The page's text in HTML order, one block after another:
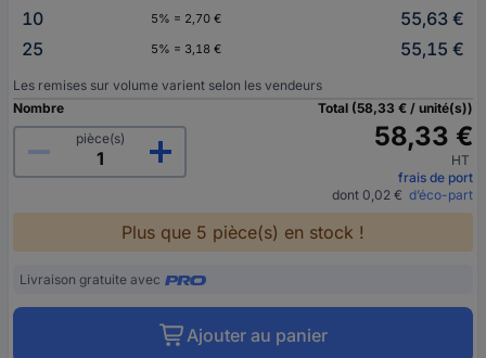
10
5% = 2,70 €
55,63 €
25
5% = 3,18 € 55,15 €
Les remises sur volume varient selon les vendeurs
Nombre
pièce(s)
Total (58,33 € / unité(s))
58,33 €
HT
frais de port
dont 0,02 € d’éco-part
Plus que 5 pièce(s) en stock !
Livraison gratuite avec
Ajouter au panier